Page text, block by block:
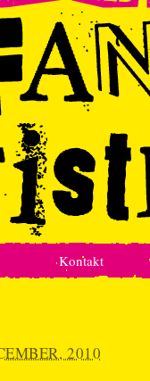
Kontakt
2010